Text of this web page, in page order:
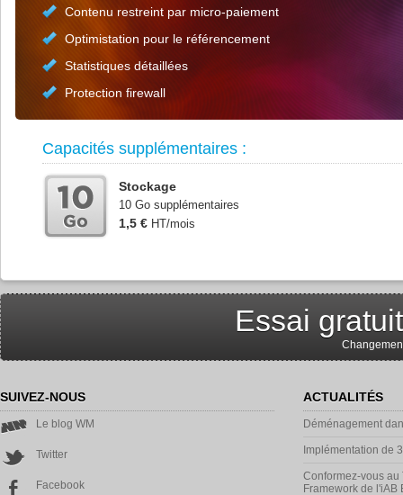
Contenu restreint par micro-paiement
Optimistation pour le référencement
Statistiques détaillées
Protection firewall
Capacités supplémentaires :
Stockage
10 Go supplémentaires
1,5 € HT/mois
Essai
SUIVEZ-NOUS
Le blog WM
Twitter
Facebook
ACTUALITÉS
Déménagement
Implémentation de
Conformez-vous
Framework de l'iAB